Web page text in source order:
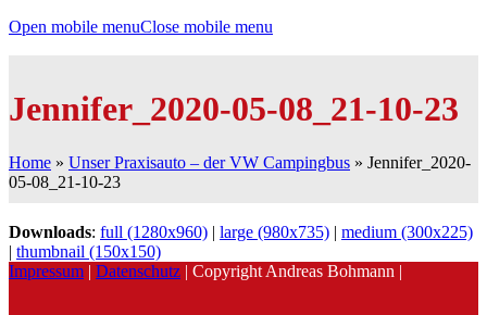
Open mobile menuClose mobile menu
Jennifer_2020-05-08_21-10-23
Home » Unser Praxisauto – der VW Campingbus » Jennifer_2020-
05-08_21-10-23
Downloads: full (1280x960) | large (980x735) | medium (300x225)
| thumbnail (150x150)
Impressum | Datenschutz | Copyright Andreas Bohmann |